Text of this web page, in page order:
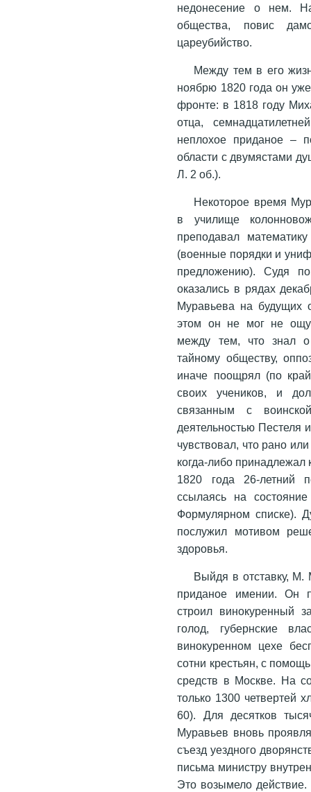
недонесение о нем.
общества, повис
цареубийство.
Между тем в его
ноябрю 1820 года он
фронте: в 1818 году
отца,
неплохое приданое –
области с двумястами
Л. 2 об.).
Некоторое время
в училище
преподавал
(военные порядки и
предложению). Судя
оказались в рядах
Муравьева на будущих
этом он не мог не
между тем, что знал
тайному обществу,
иначе поощрял (по
своих учеников, и
связанным с
деятельностью Пестеля
чувствовал, что рано
когда-либо
1820 года 26-летний
ссылаясь на
Формулярном списке).
послужил мотивом
здоровья.
Выйдя в отставку, М.
приданое имении. Он
строил винокуренный
голод, губернские
винокуренном цехе
сотни крестьян, с
средств в Москве. На
только 1300 четвертей
60). Для десятков
Муравьев вновь
съезд уездного
письма министру
Это возымело